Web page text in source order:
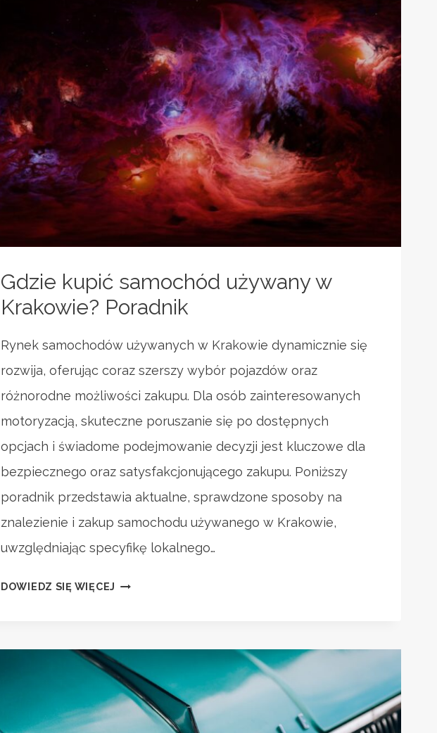
Gdzie kupić samochód używany w
Krakowie? Poradnik
Rynek samochodów używanych w Krakowie dynamicznie się
rozwija, oferując coraz szerszy wybór pojazdów oraz
różnorodne możliwości zakupu. Dla osób zainteresowanych
motoryzacją, skuteczne poruszanie się po dostępnych
opcjach i świadome podejmowanie decyzji jest kluczowe dla
bezpiecznego oraz satysfakcjonującego zakupu. Poniższy
poradnik przedstawia aktualne, sprawdzone sposoby na
znalezienie i zakup samochodu używanego w Krakowie,
uwzględniając specyfikę lokalnego…
DOWIEDZ SIĘ WIĘCEJ GDZIE
W
KRAKOWIE?
PORADNIK